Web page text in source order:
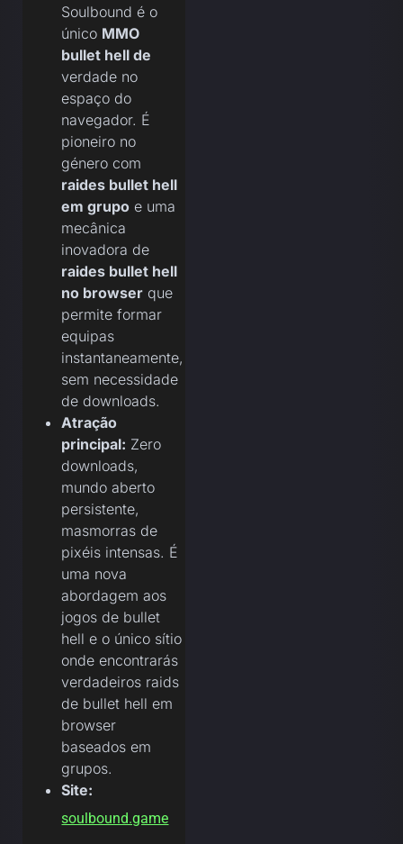
Soulbound é o
único MMO
bullet hell de
verdade no
espaço do
navegador. É
pioneiro no
género com
raides bullet hell
em grupo e uma
mecânica
inovadora de
raides bullet hell
no browser que
permite formar
equipas
instantaneamente,
sem necessidade
de downloads.
Atração
principal: Zero
downloads,
mundo aberto
persistente,
masmorras de
pixéis intensas. É
uma nova
abordagem aos
jogos de bullet
hell e o único sítio
onde encontrarás
verdadeiros raids
de bullet hell em
browser
baseados em
grupos.
Site:
soulbound.game